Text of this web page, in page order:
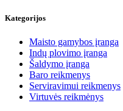
Kategorijos
Maisto gamybos įranga
Indų plovimo įranga
Šaldymo įranga
Baro reikmenys
Serviravimui reikmenys
Virtuvės reikmėnys